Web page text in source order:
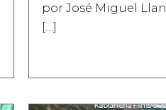
por José Miguel
[…]